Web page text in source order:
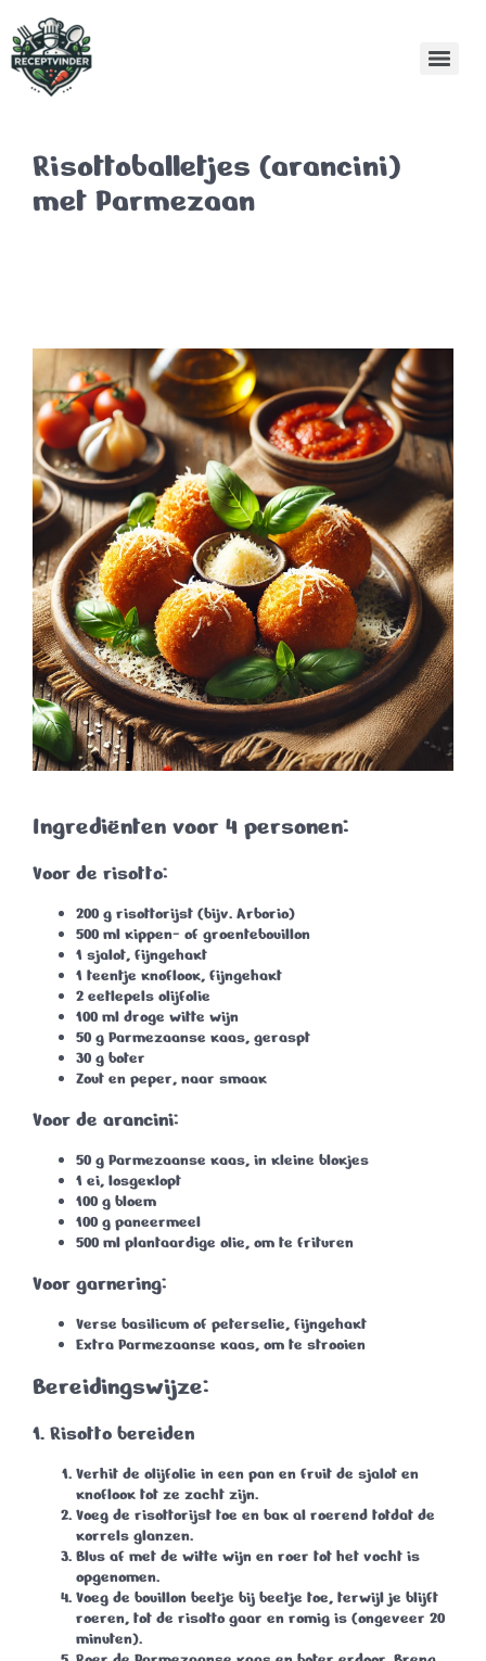
Risottoballetjes (arancini)
met Parmezaan
Ingrediënten voor 4 personen:
Voor de risotto:
200 g risottorijst (bijv. Arborio)
500 ml kippen- of groentebouillon
1 sjalot, fijngehakt
1 teentje knoflook, fijngehakt
2 eetlepels olijfolie
100 ml droge witte wijn
50 g Parmezaanse kaas, geraspt
30 g boter
Zout en peper, naar smaak
Voor de arancini:
50 g Parmezaanse kaas, in kleine blokjes
1 ei, losgeklopt
100 g bloem
100 g paneermeel
500 ml plantaardige olie, om te frituren
Voor garnering:
Verse basilicum of peterselie, fijngehakt
Extra Parmezaanse kaas, om te strooien
Bereidingswijze:
1. Risotto bereiden
Verhit de olijfolie in een pan en fruit de sjalot en
knoflook tot ze zacht zijn.
Voeg de risottorijst toe en bak al roerend totdat de
korrels glanzen.
Blus af met de witte wijn en roer tot het vocht is
opgenomen.
Voeg de bouillon beetje bij beetje toe, terwijl je blijft
roeren, tot de risotto gaar en romig is (ongeveer 20
minuten).